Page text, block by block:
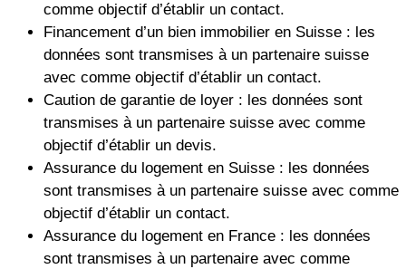
comme objectif d’établir un contact.
Financement d’un bien immobilier en Suisse : les
données sont transmises à un partenaire suisse
avec comme objectif d’établir un contact.
Caution de garantie de loyer : les données sont
transmises à un partenaire suisse avec comme
objectif d’établir un devis.
Assurance du logement en Suisse : les données
sont transmises à un partenaire suisse avec comme
objectif d’établir un contact.
Assurance du logement en France : les données
sont transmises à un partenaire avec comme